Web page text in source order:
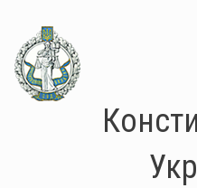
основного
матеріалу